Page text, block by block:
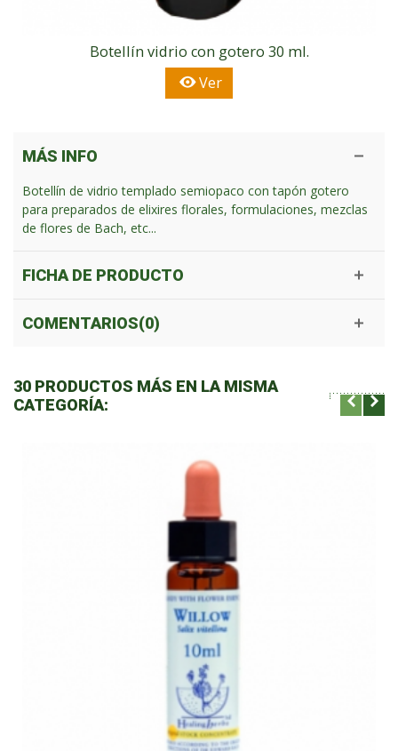
Botellín vidrio con gotero 30 ml.
Ver
MÁS INFO
Botellín de vidrio templado semiopaco con tapón gotero
para preparados de elixires florales, formulaciones, mezclas
de flores de Bach, etc...
FICHA DE PRODUCTO
COMENTARIOS(0)
30 PRODUCTOS MÁS EN LA MISMA
CATEGORÍA: